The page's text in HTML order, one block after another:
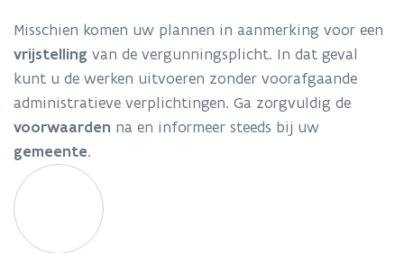
Misschien komen uw plannen in aanmerking voor een
vrijstelling van de vergunningsplicht. In dat geval
kunt u de werken uitvoeren zonder voorafgaande
administratieve verplichtingen. Ga zorgvuldig de
voorwaarden na en informeer steeds bij uw
gemeente.